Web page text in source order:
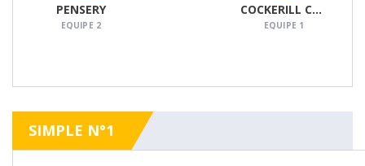
PENSERY
EQUIPE 2
COCKERILL CHERTAL
EQUIPE 1
SIMPLE N°1